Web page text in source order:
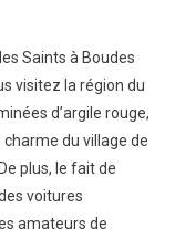
Saints à Boudes
visitez la région du
d’argile rouge,
du village de
plus, le fait de
voitures
amateurs de